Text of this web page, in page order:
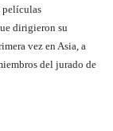
películas
dirigieron su
vez en Asia, a
del jurado de